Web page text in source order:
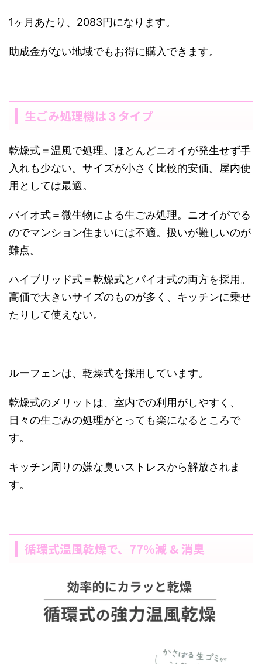
1ヶ月あたり、2083円になります。
助成金がない地域でもお得に購入できます。
生ごみ処理機は３タイプ
乾燥式＝温風で処理。ほとんどニオイが発生せず手
入れも少ない。サイズが小さく比較的安価。屋内使
用としては最適。
バイオ式＝微生物による生ごみ処理。ニオイがでる
のでマンション住まいには不適。扱いが難しいのが
難点。
ハイブリッド式＝乾燥式とバイオ式の両方を採用。
高価で大きいサイズのものが多く、キッチンに乗せ
たりして使えない。
ルーフェンは、乾燥式を採用しています。
乾燥式のメリットは、室内での利用がしやすく、
日々の生ごみの処理がとっても楽になるところで
す。
キッチン周りの嫌な臭いストレスから解放されま
す。
循環式温風乾燥で、77%減 & 消臭